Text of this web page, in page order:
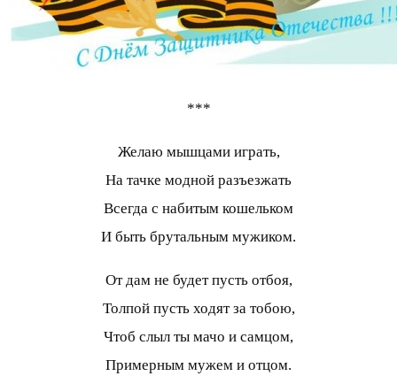
***
Желаю мышцами играть,
На тачке модной разъезжать
Всегда с набитым кошельком
И быть брутальным мужиком.
От дам не будет пусть отбоя,
Толпой пусть ходят за тобою,
Чтоб слыл ты мачо и самцом,
Примерным мужем и отцом.